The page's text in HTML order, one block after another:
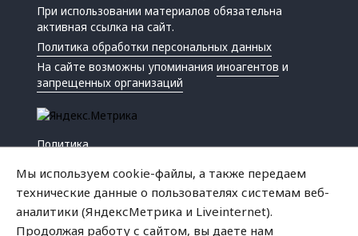
При использовании материалов обязательна
активная ссылка на сайт.
Политика обработки персональных данных
На сайте возможны упоминанияиноагентов и
запрещенных организаций
Политика
Мы используем cookie-файлы, а также передаем
технические данные о пользователях системам веб-
аналитики (ЯндексМетрика и Liveinternet).
Продолжая работу с сайтом, вы даете нам